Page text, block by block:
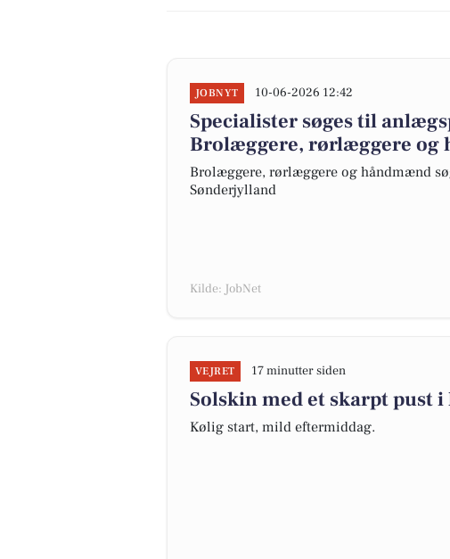
JOBNYT 10-06-2026 12:42
Specialister søges til
Brolæggere, rørlæggere
Brolæggere, rørlæggere og håndmænd
Sønderjylland
Kilde: JobNet
VEJRET 17 minutter siden
Solskin med et skarpt pust
Kølig start, mild eftermiddag.